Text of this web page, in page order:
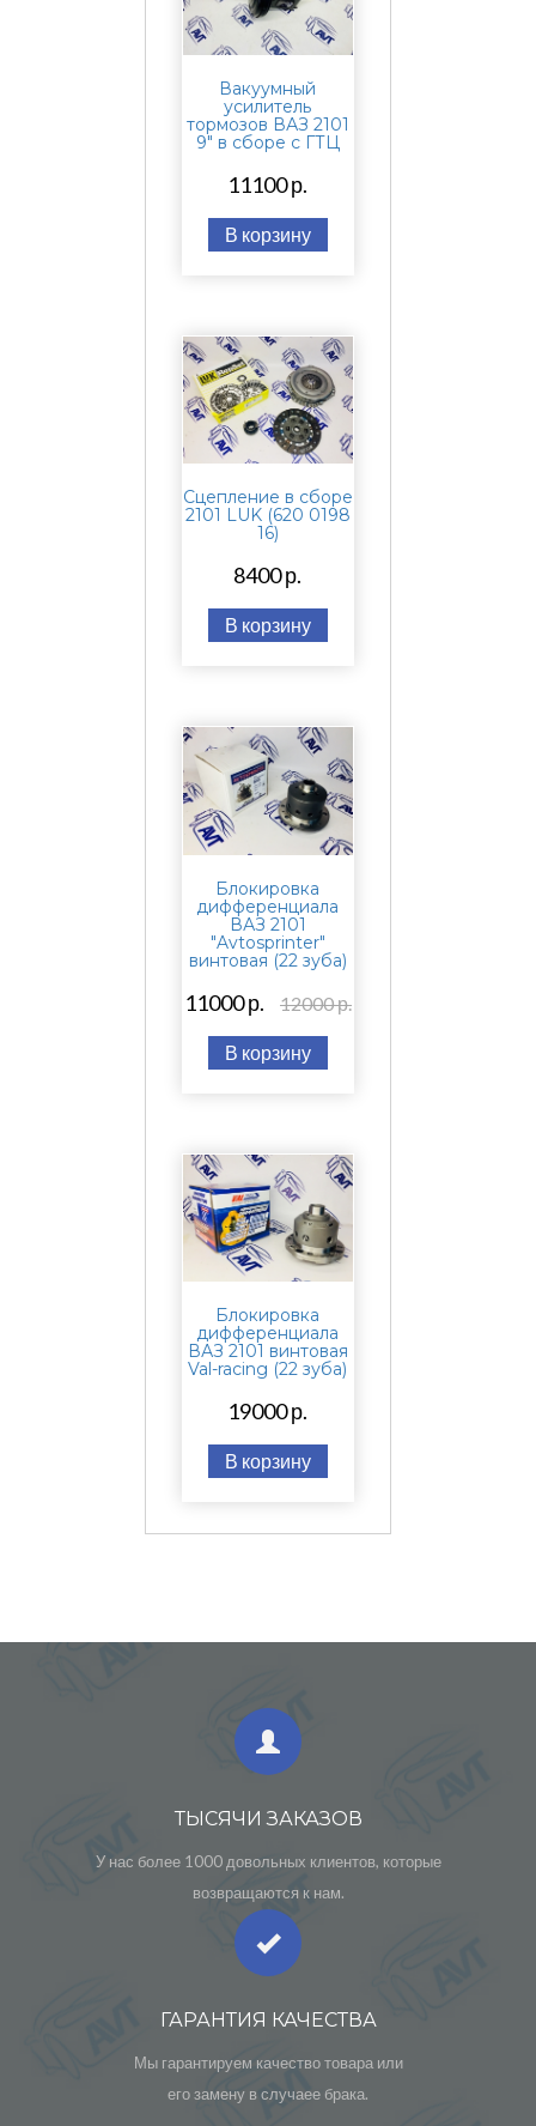
Вакуумный
усилитель
тормозов ВАЗ 2101
9" в сборе с ГТЦ
11100 р.
В корзину
Сцепление в сборе
2101 LUK (620 0198
16)
8400 р.
В корзину
Блокировка
дифференциала
ВАЗ 2101
"Avtosprinter"
винтовая (22 зуба)
11000 р. 12000 р.
В корзину
Блокировка
дифференциала
ВАЗ 2101 винтовая
Val-racing (22 зуба)
19000 р.
В корзину
ТЫСЯЧИ ЗАКАЗОВ
У нас более 1000 довольных клиентов, которые
возвращаются к нам.
ГАРАНТИЯ КАЧЕСТВА
Мы гарантируем качество товара или
его замену в случаее брака.